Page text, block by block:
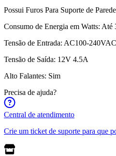
Possui Furos Para Suporte de Parede
Consumo de Energia em Watts: Até
Tensão de Entrada: AC100-
Tensão de Saída: 12V 4.5A
Alto Falantes: Sim
Precisa de ajuda?
Central de atendimento
Crie um ticket de suporte para que